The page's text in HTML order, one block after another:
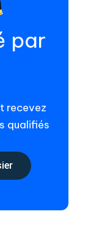
par
recevez
qualifiés